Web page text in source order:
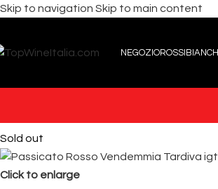
Skip to navigation Skip to main content
NEGOZIOROSSI BIANCHI
Sold out
Click to enlarge